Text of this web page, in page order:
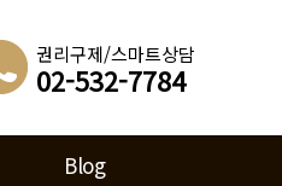
권리구제/스마트상담
02-532-7784
Blog